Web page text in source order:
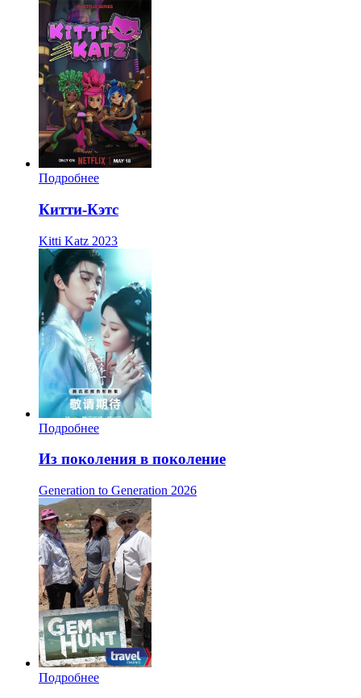
Подробнее
Китти-Кэтс
Kitti Katz 2023
Подробнее
Из поколения в поколение
Generation to Generation 2026
Подробнее